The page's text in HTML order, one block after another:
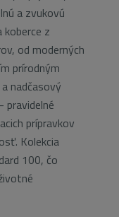
a zvukovú
koberce z
od moderných
prírodným
nadčasový
pravidelné
prípravkov
Kolekcia
100, čo